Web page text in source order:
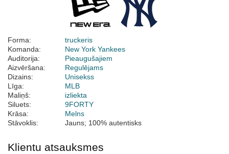
Forma:
truckeris
Komanda:
New York Yankees
Auditorija:
Pieaugušajiem
Aizvēršana:
Regulējams
Dizains:
Unisekss
Līga:
MLB
Maliņš:
izliekta
Siluets:
9FORTY
Krāsa:
Melns
Stāvoklis:
Jauns; 100% autentisks
Klientu atsauksmes